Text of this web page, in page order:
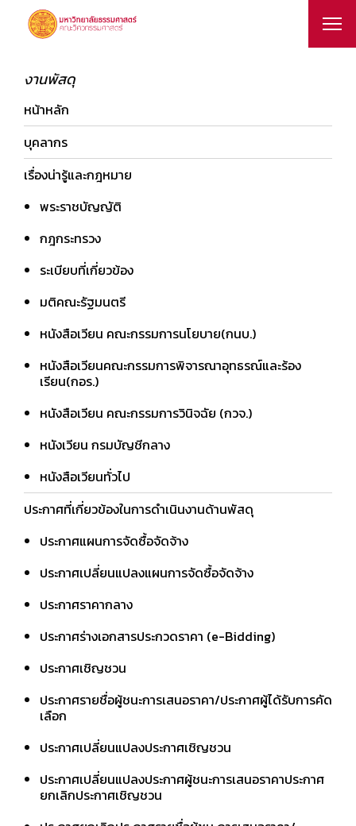
งานพัสดุ
หน้าหลัก
บุคลากร
เรื่องน่ารู้และกฎหมาย
พระราชบัญญัติ
กฎกระทรวง
ระเบียบที่เกี่ยวข้อง
มติคณะรัฐมนตรี
หนังสือเวียน คณะกรรมการนโยบาย(กนบ.)
หนังสือเวียนคณะกรรมการพิจารณาอุทธรณ์และร้อง
เรียน(กอร.)
หนังสือเวียน คณะกรรมการวินิจฉัย (กวจ.)
หนังเวียน กรมบัญชีกลาง
หนังสือเวียนทั่วไป
ประกาศที่เกี่ยวข้องในการดำเนินงานด้านพัสดุ
ประกาศแผนการจัดซื้อจัดจ้าง
ประกาศเปลี่ยนแปลงแผนการจัดซื้อจัดจ้าง
ประกาศราคากลาง
ประกาศร่างเอกสารประกวดราคา (e-Bidding)
ประกาศเชิญชวน
ประกาศรายชื่อผู้ชนะการเสนอราคา/ประกาศผู้ได้รับการคัด
เลือก
ประกาศเปลี่ยนแปลงประกาศเชิญชวน
ประกาศเปลี่ยนแปลงประกาศผู้ชนะการเสนอราคาประกาศ
ยกเลิกประกาศเชิญชวน